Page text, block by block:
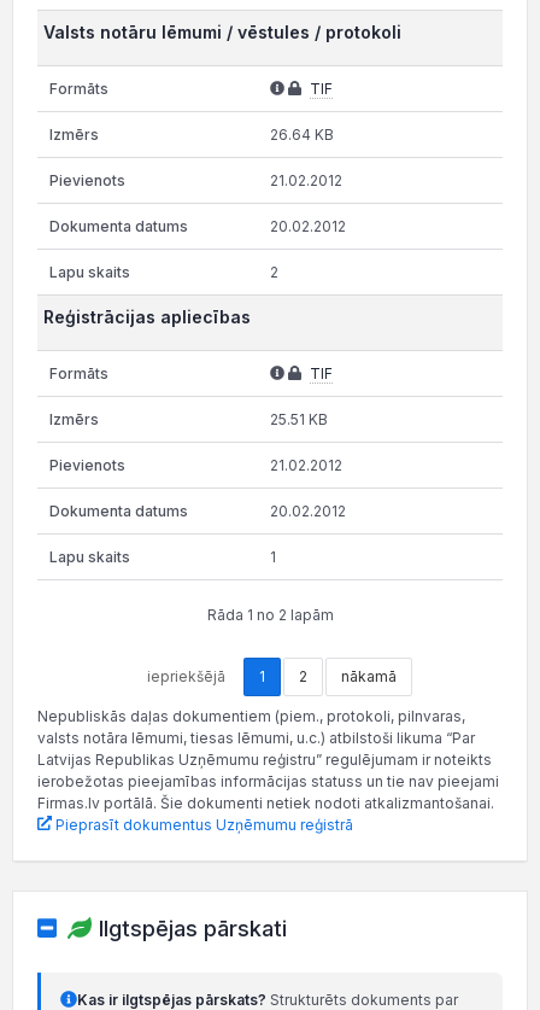
Valsts notāru lēmumi / vēstules / protokoli
TIF
26.64 KB
21.02.2012
20.02.2012
2
Reģistrācijas apliecības
TIF
25.51 KB
21.02.2012
20.02.2012
1
Rāda 1 no 2 lapām
iepriekšējā 1 2 nākamā
Nepubliskās daļas dokumentiem (piem., protokoli, pilnvaras,
valsts notāra lēmumi, tiesas lēmumi, u.c.) atbilstoši likuma “Par
Latvijas Republikas Uzņēmumu reģistru” regulējumam ir noteikts
ierobežotas pieejamības informācijas statuss un tie nav pieejami
Firmas.lv portālā. Šie dokumenti netiek nodoti atkalizmantošanai.
Pieprasīt dokumentus Uzņēmumu reģistrā
Ilgtspējas pārskati
Kas ir ilgtspējas pārskats? Strukturēts dokuments par